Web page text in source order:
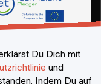
Du Dich mit
und
Indem Du auf